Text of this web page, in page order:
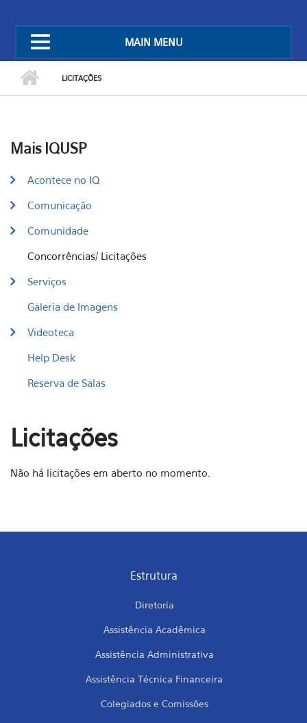
MAIN MENU
LICITAÇÕES
Mais IQUSP
Acontece no IQ
Comunicação
Comunidade
Concorrências/ Licitações
Serviços
Galeria de Imagens
Videoteca
Help Desk
Reserva de Salas
Licitações
Não há licitações em aberto no momento.
Estrutura
Diretoria
Assistência Acadêmica
Assistência Administrativa
Assistência Técnica Financeira
Colegiados e Comissões